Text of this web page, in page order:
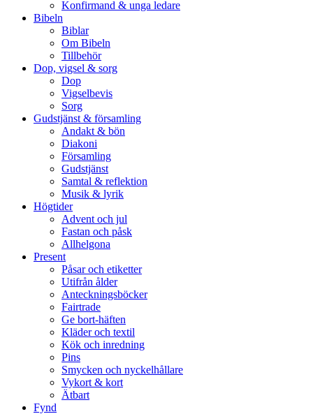
Konfirmand & unga ledare
Bibeln
Biblar
Om Bibeln
Tillbehör
Dop, vigsel & sorg
Dop
Vigselbevis
Sorg
Gudstjänst & församling
Andakt & bön
Diakoni
Församling
Gudstjänst
Samtal & reflektion
Musik & lyrik
Högtider
Advent och jul
Fastan och påsk
Allhelgona
Present
Påsar och etiketter
Utifrån ålder
Anteckningsböcker
Fairtrade
Ge bort-häften
Kläder och textil
Kök och inredning
Pins
Smycken och nyckelhållare
Vykort & kort
Ätbart
Fynd